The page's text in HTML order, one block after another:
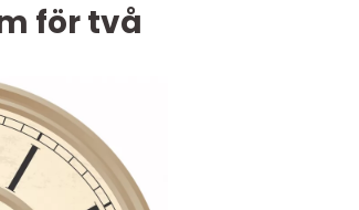
för två